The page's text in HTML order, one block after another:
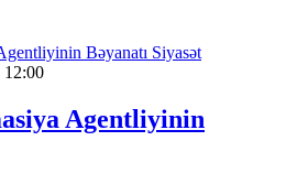
Siyasət
12:00
Agentliyinin